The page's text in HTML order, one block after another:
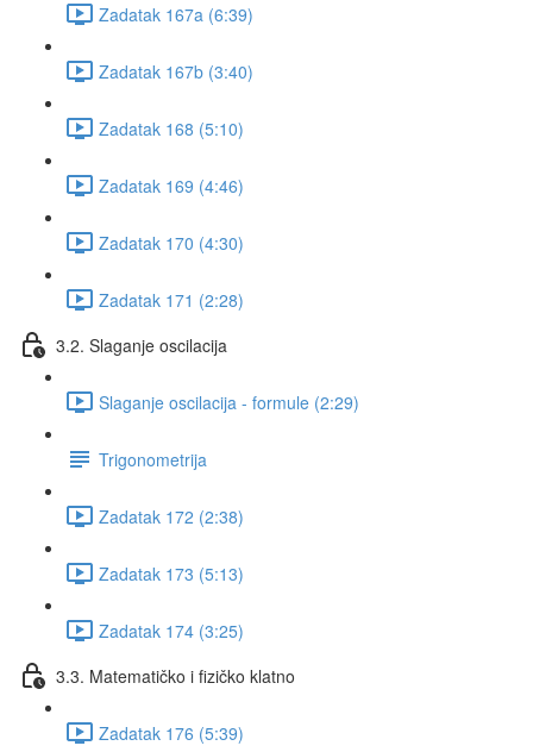
Zadatak 167a (6:39)
Zadatak 167b (3:40)
Zadatak 168 (5:10)
Zadatak 169 (4:46)
Zadatak 170 (4:30)
Zadatak 171 (2:28)
3.2. Slaganje oscilacija
Slaganje oscilacija - formule (2:29)
Trigonometrija
Zadatak 172 (2:38)
Zadatak 173 (5:13)
Zadatak 174 (3:25)
3.3. Matematičko i fizičko klatno
Zadatak 176 (5:39)